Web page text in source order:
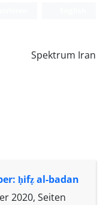
Spektrum Iran
ḥifẓ al-badan
2020, Seiten